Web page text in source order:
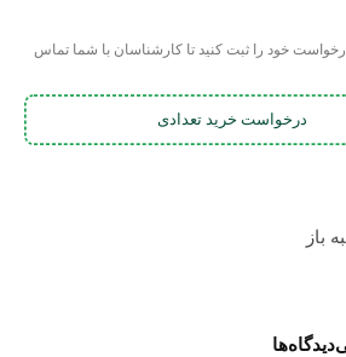
درخواست خود را ثبت کنید تا کارشناسان با شما تماس
درخواست خرید تعدادی
باز
دیدگاه‌ها